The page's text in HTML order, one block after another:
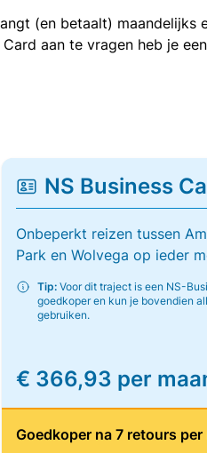
(en betaalt) maandelijks
aan te vragen heb je
NS Business
Onbeperkt reizen tussen
Park en Wolvega op ieder
Tip:Voor dit traject is een NS-
goedkoper en kun je bovendien
gebruiken.
€ 366,93 per
Goedkoper na 7 retours per